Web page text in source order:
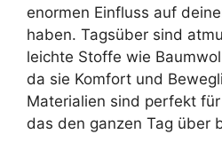
enormen Einfluss auf
haben. Tagsüber sind
leichte Stoffe wie
da sie Komfort und
Materialien sind perfekt
das den ganzen Tag über